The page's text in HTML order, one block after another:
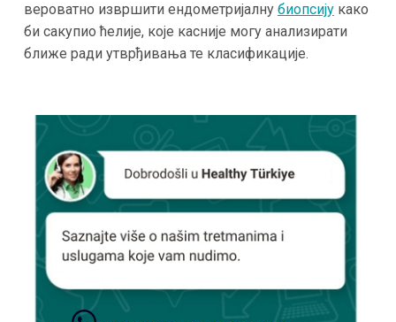
вероватно извршити ендометријалну биопсијукако
би сакупио ћелије, које касније могу анализирати
ближе ради утврђивања те класификације.